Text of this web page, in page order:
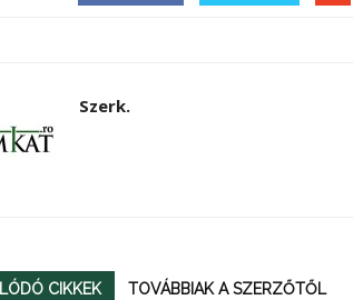
Szerk.
CIKKEK TOVÁBBIAK A SZERZŐTŐL